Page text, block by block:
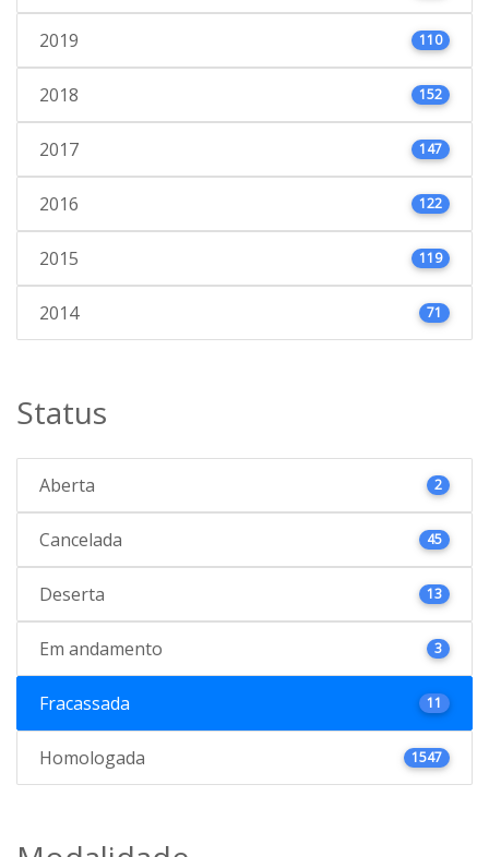
2019 110
2018 152
2017 147
2016 122
2015 119
2014 71
Status
Aberta 2
Cancelada 45
Deserta 13
Em andamento 3
Fracassada 11
Homologada 1547